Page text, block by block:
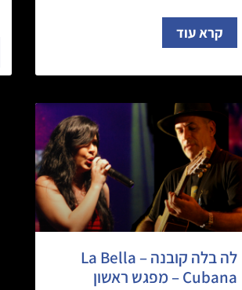
קרא עוד
לה בלה קובנה – La Bella
Cubana – מפגש ראשון